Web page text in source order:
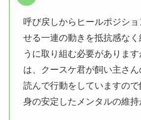
呼び戻しからヒールポジショ
せる一連の動きを抵抗感なく
うに取り組む必要がありま
は、クースケ君が飼い主さ
読んで行動をしていますので
身の安定したメンタルの維持